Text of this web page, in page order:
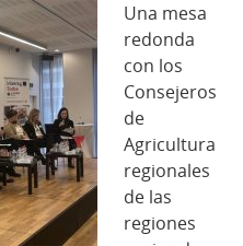
Una mesa
redonda
con los
Consejeros
de
Agricultura
regionales
de las
regiones